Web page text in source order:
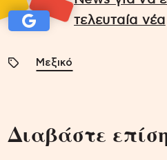
τελευταία νέα
Μεξικό
Διαβάστε